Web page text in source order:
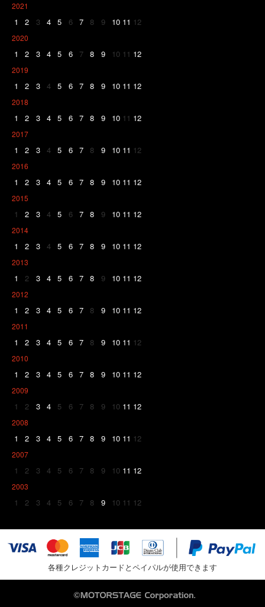
2021
1 2 3 4 5 6 7 8 9 10 11 12
2020
1 2 3 4 5 6 7 8 9 10 11 12
2019
1 2 3 4 5 6 7 8 9 10 11 12
2018
1 2 3 4 5 6 7 8 9 10 11 12
2017
1 2 3 4 5 6 7 8 9 10 11 12
2016
1 2 3 4 5 6 7 8 9 10 11 12
2015
1 2 3 4 5 6 7 8 9 10 11 12
2014
1 2 3 4 5 6 7 8 9 10 11 12
2013
1 2 3 4 5 6 7 8 9 10 11 12
2012
1 2 3 4 5 6 7 8 9 10 11 12
2011
1 2 3 4 5 6 7 8 9 10 11 12
2010
1 2 3 4 5 6 7 8 9 10 11 12
2009
1 2 3 4 5 6 7 8 9 10 11 12
2008
1 2 3 4 5 6 7 8 9 10 11 12
2007
1 2 3 4 5 6 7 8 9 10 11 12
2003
1 2 3 4 5 6 7 8 9 10 11 12
各種クレジットカードとペイパルが使用できます